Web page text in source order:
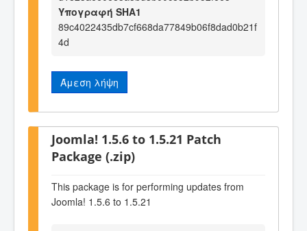
Υπογραφή SHA1
89c4022435db7cf668da77849b06f8dad0b21f
4d
Άμεση λήψη
Joomla! 1.5.6 to 1.5.21 Patch
Package (.zip)
This package is for performing updates from
Joomla! 1.5.6 to 1.5.21